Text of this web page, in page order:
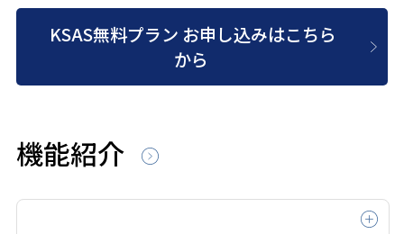
KSAS無料プラン お申し込みはこちら
から
機能紹介